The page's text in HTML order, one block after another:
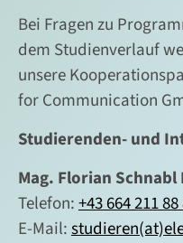
Bei Fragen zu
dem Studienverlauf
unsere
for Communication
Studierenden- und
Mag. Florian Schnabl
Telefon:+43 664 211 88
E-Mail: